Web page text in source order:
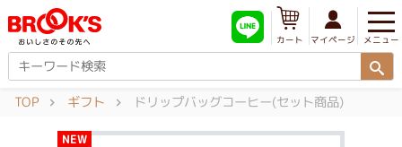
メニュー
マイページ
カート
TOP ギフト ドリップバッグコーヒー(セット商品)
NEW